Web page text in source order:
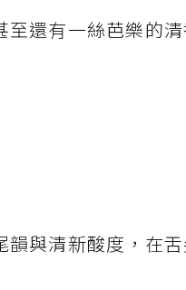
還有一絲芭樂的
與清新酸度，在